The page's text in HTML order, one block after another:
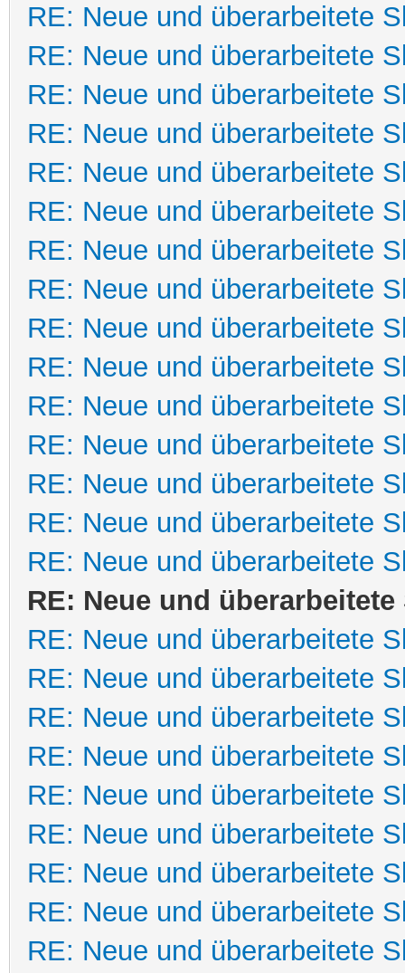
RE: Neue und überarbeitete
RE: Neue und überarbeitete
RE: Neue und überarbeitete
RE: Neue und überarbeitete
RE: Neue und überarbeitete
RE: Neue und überarbeitete
RE: Neue und überarbeitete
RE: Neue und überarbeitete
RE: Neue und überarbeitete
RE: Neue und überarbeitete
RE: Neue und überarbeitete
RE: Neue und überarbeitete
RE: Neue und überarbeitete
RE: Neue und überarbeitete
RE: Neue und überarbeitete
RE: Neue und
RE: Neue und überarbeitete
RE: Neue und überarbeitete
RE: Neue und überarbeitete
RE: Neue und überarbeitete
RE: Neue und überarbeitete
RE: Neue und überarbeitete
RE: Neue und überarbeitete
RE: Neue und überarbeitete
RE: Neue und überarbeitete